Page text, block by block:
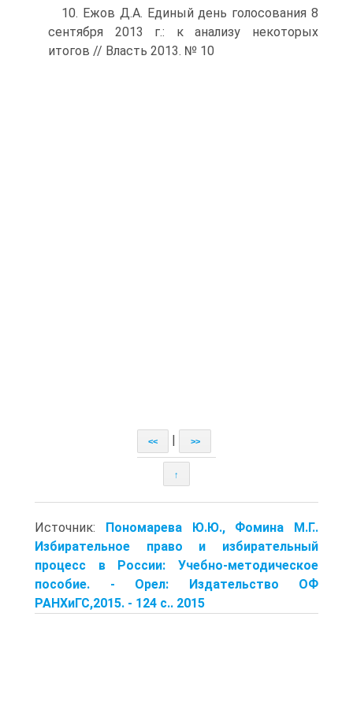
10. Ежов Д.А. Единый день голосования 8
сентября 2013 г.: к анализу некоторых
итогов // Власть 2013. № 10
<< >>
↑
Источник: Пономарева Ю.Ю., Фомина М.Г..
Избирательное право и избирательный
процесс в России: Учебно-методическое
пособие. - Орел: Издательство ОФ
РАНХиГС,2015. - 124 с.. 2015